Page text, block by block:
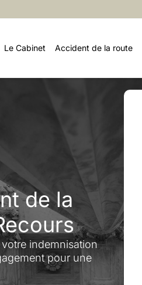
Le Cabinet Accident de la route
de la
indemnisation
pour une